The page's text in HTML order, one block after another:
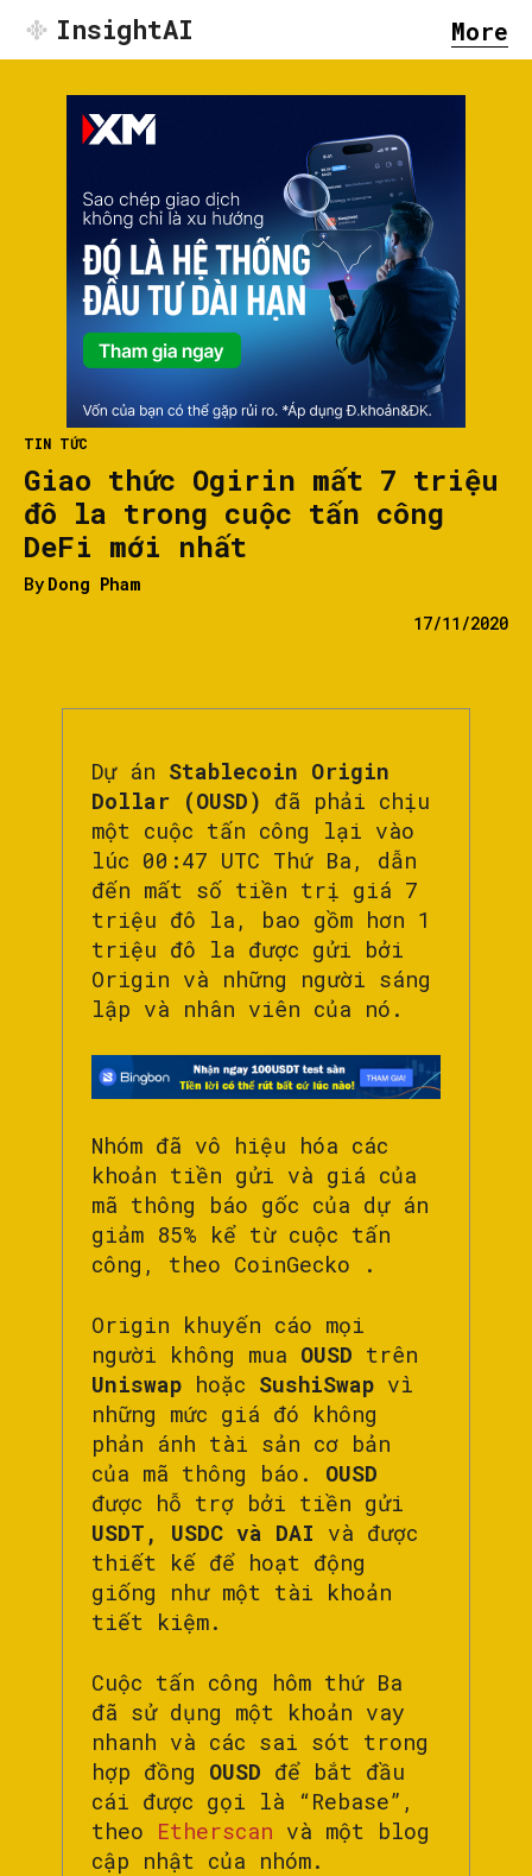
InsightAI More
TIN TỨC
Giao thức Ogirin mất 7 triệu
đô la trong cuộc tấn công
DeFi mới nhất
By Dong Pham
17/11/2020
Dự án Stablecoin Origin
Dollar (OUSD) đã phải chịu
một cuộc tấn công lại vào
lúc 00:47 UTC Thứ Ba, dẫn
đến mất số tiền trị giá 7
triệu đô la, bao gồm hơn 1
triệu đô la được gửi bởi
Origin và những người sáng
lập và nhân viên của nó.
Nhóm đã vô hiệu hóa các
khoản tiền gửi và giá của
mã thông báo gốc của dự án
giảm 85% kể từ cuộc tấn
công, theo CoinGecko .
Origin khuyến cáo mọi
người không mua OUSD trên
Uniswap hoặc SushiSwap vì
những mức giá đó không
phản ánh tài sản cơ bản
của mã thông báo. OUSD
được hỗ trợ bởi tiền gửi
USDT, USDC và DAI và được
thiết kế để hoạt động
giống như một tài khoản
tiết kiệm.
Cuộc tấn công hôm thứ Ba
đã sử dụng một khoản vay
nhanh và các sai sót trong
hợp đồng OUSD để bắt đầu
cái được gọi là “Rebase”,
theo Etherscan và một blog
cập nhật của nhóm.